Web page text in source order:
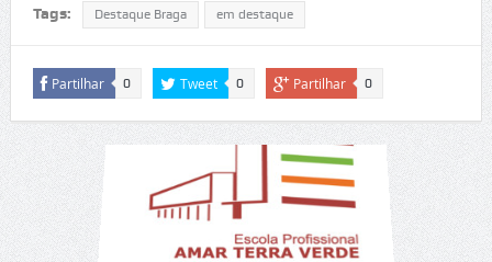
Tags: Destaque Braga em destaque
Partilhar 0 Tweet 0 Partilhar 0